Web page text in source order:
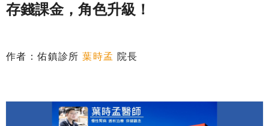
存錢課金，角色升級！
作者：佑鎮診所葉時孟 院長